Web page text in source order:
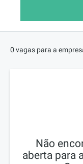
0 vagas para a
Não
aberta para